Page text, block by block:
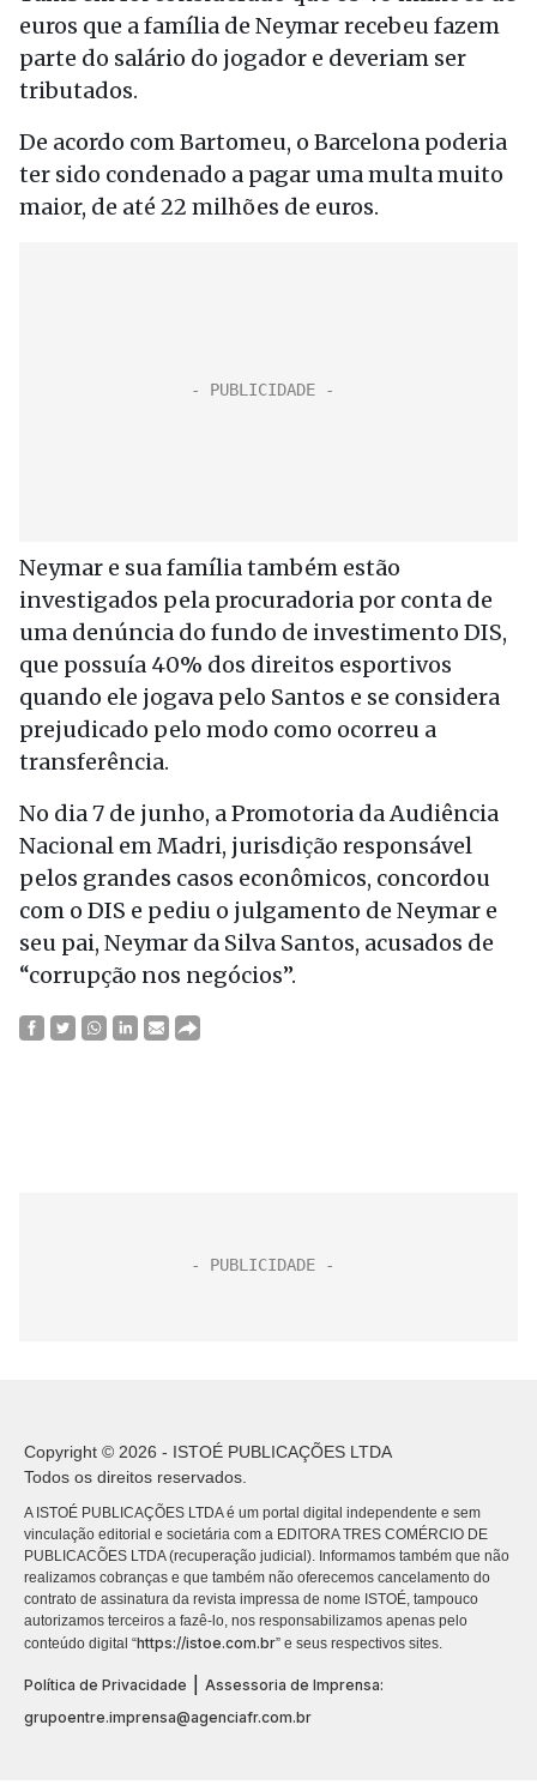
euros que a família de Neymar recebeu fazem
parte do salário do jogador e deveriam ser
tributados.
De acordo com Bartomeu, o Barcelona poderia
ter sido condenado a pagar uma multa muito
maior, de até 22 milhões de euros.
Neymar e sua família também estão
investigados pela procuradoria por conta de
uma denúncia do fundo de investimento DIS,
que possuía 40% dos direitos esportivos
quando ele jogava pelo Santos e se considera
prejudicado pelo modo como ocorreu a
transferência.
No dia 7 de junho, a Promotoria da Audiência
Nacional em Madri, jurisdição responsável
pelos grandes casos econômicos, concordou
com o DIS e pediu o julgamento de Neymar e
seu pai, Neymar da Silva Santos, acusados de
“corrupção nos negócios”.
Copyright © 2026 - ISTOÉ PUBLICAÇÕES LTDA
Todos os direitos reservados.
A ISTOÉ PUBLICAÇÕES LTDA é um portal digital independente e sem
vinculação editorial e societária com a EDITORA TRES COMÉRCIO DE
PUBLICACÕES LTDA (recuperação judicial). Informamos também que não
realizamos cobranças e que também não oferecemos cancelamento do
contrato de assinatura da revista impressa de nome ISTOÉ, tampouco
autorizamos terceiros a fazê-lo, nos responsabilizamos apenas pelo
conteúdo digital “https://istoe.com.br” e seus respectivos sites.
Política de Privacidade
Assessoria de Imprensa:
grupoentre.imprensa@agenciafr.com.br